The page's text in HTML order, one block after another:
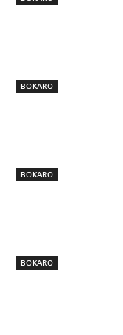
BOKARO
BOKARO
BOKARO